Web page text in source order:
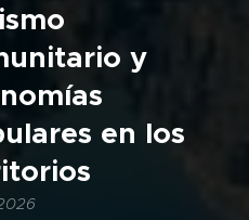
y
en los